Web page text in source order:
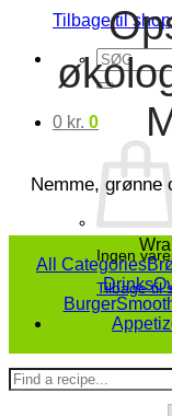
Tilbage til
Søg
efter:
0 kr. 0
Ingen
Tilbage til
Nemme, grønne
All Categories
Drinks
Burger